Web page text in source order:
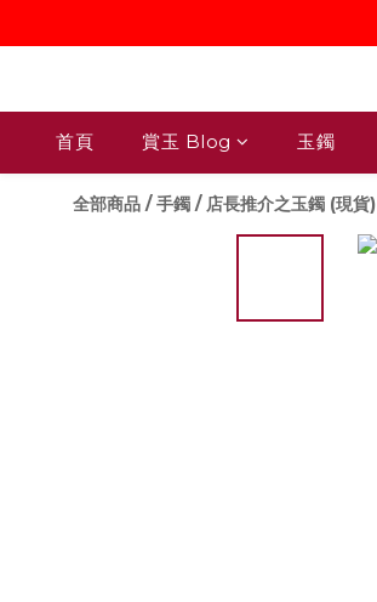
首頁 賞玉 Blog 玉鐲
全部商品 /手鐲 / 店長推介之玉鐲 (現貨)